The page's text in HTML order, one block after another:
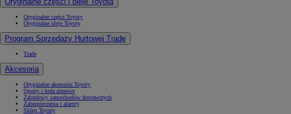
Oryginalne części Toyoty
Oryginalne oleje Toyoty
Program Sprzedaży Hurtowej Trade
Trade
Akcesoria
Oryginalne akcesoria Toyoty
Opony i koła zimowe
Zabudowy samochodów dostawczych
Zabezpieczenia i alarmy
Sklep Toyoty